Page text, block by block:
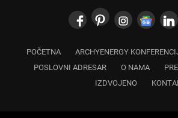
POČETNA ARCHYENERGY
POSLOVNI ADRESAR
O NAMA
IZDVOJENO